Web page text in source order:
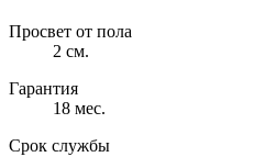
Просвет от пола
2 см.
Гарантия
18 мес.
Срок службы